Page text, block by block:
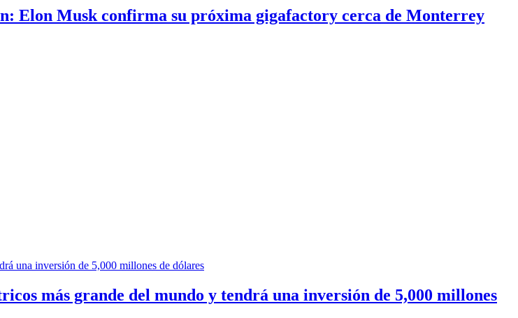
Elon Musk confirma su próxima gigafactory cerca de Monterrey
más grande del mundo y tendrá una inversión de 5,000 millones